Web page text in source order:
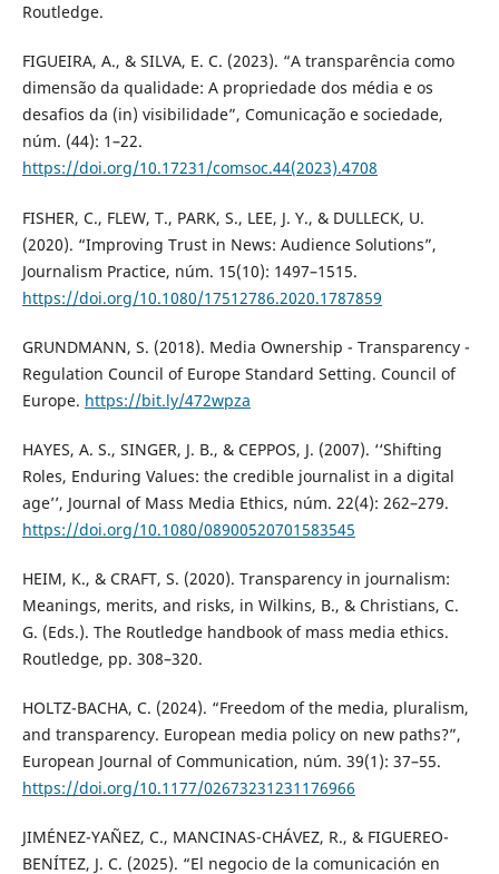
Routledge.
FIGUEIRA, A., & SILVA, E. C. (2023). “A transparência como
dimensão da qualidade: A propriedade dos média e os
desafios da (in) visibilidade”, Comunicação e sociedade,
núm. (44): 1–22.
https://doi.org/10.17231/comsoc.44(2023).4708
FISHER, C., FLEW, T., PARK, S., LEE, J. Y., & DULLECK, U.
(2020). “Improving Trust in News: Audience Solutions”,
Journalism Practice, núm. 15(10): 1497–1515.
https://doi.org/10.1080/17512786.2020.1787859
GRUNDMANN, S. (2018). Media Ownership - Transparency -
Regulation Council of Europe Standard Setting. Council of
Europe. https://bit.ly/472wpza
HAYES, A. S., SINGER, J. B., & CEPPOS, J. (2007). ‘‘Shifting
Roles, Enduring Values: the credible journalist in a digital
age’’, Journal of Mass Media Ethics, núm. 22(4): 262–279.
https://doi.org/10.1080/08900520701583545
HEIM, K., & CRAFT, S. (2020). Transparency in journalism:
Meanings, merits, and risks, in Wilkins, B., & Christians, C.
G. (Eds.). The Routledge handbook of mass media ethics.
Routledge, pp. 308–320.
HOLTZ-BACHA, C. (2024). “Freedom of the media, pluralism,
and transparency. European media policy on new paths?”,
European Journal of Communication, núm. 39(1): 37–55.
https://doi.org/10.1177/02673231231176966
JIMÉNEZ-YAÑEZ, C., MANCINAS-CHÁVEZ, R., & FIGUEREO-
BENÍTEZ, J. C. (2025). “El negocio de la comunicación en